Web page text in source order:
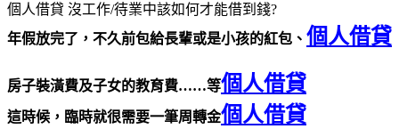
個人借貸 沒工作/待業中該如何才能借到錢?
年假放完了，不久前包給長輩或是小孩的紅包、 個人借貸
房子裝潢費及子女的教育費……等個人借貸
這時候，臨時就很需要一筆周轉金個人借貸